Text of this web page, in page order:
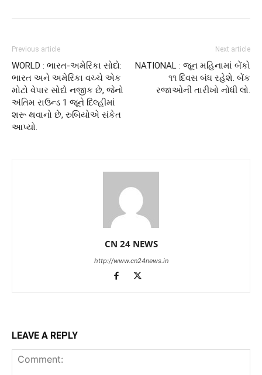
Previous article
WORLD : ભારત-અમેરિકા સોદો:
ભારત અને અમેરિકા વચ્ચે એક
મોટો વેપાર સોદો નજીક છે, જેનો
અંતિમ રાઉન્ડ 1 જૂને દિલ્હીમાં
શરૂ થવાનો છે, રુબિયોએ સંકેત
આપ્યો.
Next article
NATIONAL : જૂન મહિનામાં બેંકો
૧૧ દિવસ બંધ રહેશે. બેંક
રજાઓની તારીખો નોંધી લો.
CN 24 NEWS
http://www.cn24news.in
LEAVE A REPLY